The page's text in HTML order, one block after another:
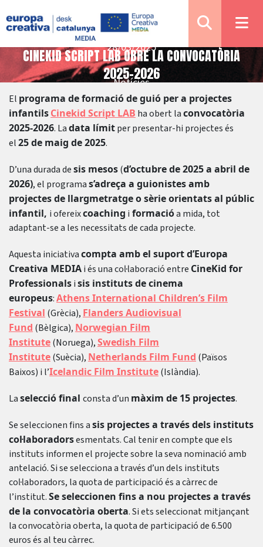
Notícies
CINEKID SCRIPT LAB OBRE LA CONVOCATÒRIA
2025-2026
28/03/2025
El programa de formació de guió per a projectes
infantilsCinekid Script LAB ha obert laconvocatòria
2025-2026. Ladata límitper presentar-hi projectes és
el25 de maig de 2025.
D’una durada desis mesos(d’octubre de 2025 a abril de
2026), el programas’adreça a guionistes amb
projectes de llargmetratge o sèrie orientats al públic
infantil, i ofereixcoaching i formacióa mida, tot
adaptant-se a les necessitats de cada projecte.
Aquesta iniciativacompta amb el suport d’Europa
Creativa MEDIAi és una col·laboració entre CineKid for
Professionalsisis instituts de cinema
europeus:Athens International Children’s Film
Festival (Grècia), Flanders Audiovisual
Fund (Bèlgica), Norwegian Film
Institute(Noruega),Swedish Film
Institute(Suècia), Netherlands Film Fund (Països
Baixos) i l’Icelandic Film Institute(Islàndia).
Laselecció final consta d’un màxim de 15 projectes.
Se seleccionen fins asis projectes a través dels instituts
col·laboradorsesmentats. Cal tenir en compte que els
instituts informen el projecte sobre la seva nominació amb
antelació. Si se selecciona a través d’un dels instituts
col·laboradors, la quota de participació és a càrrec de
l’institut.Se seleccionen fins a nou projectes a través
de la convocatòria oberta. Si ets seleccionat mitjançant
la convocatòria oberta, la quota de participació de 6.500
euros és al teu càrrec.